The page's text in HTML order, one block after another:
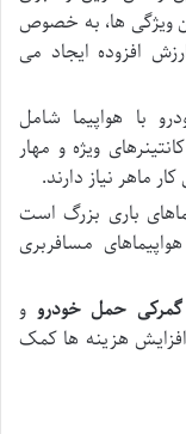
ویژگی ها، به خصوص
افزوده ایجاد می
با هواپیما شامل
ویژه و مهار
ماهر نیاز دارند.
باری بزرگ است
مسافربری
گمرکی حمل خودرو و
هزینه ها کمک